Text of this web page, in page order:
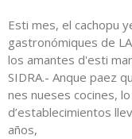
Esti mes, el cachopu
gastronómiques de
los amantes d'esti
SIDRA.- Anque paez
nes nueses cocines,
d’establecimientos
años,